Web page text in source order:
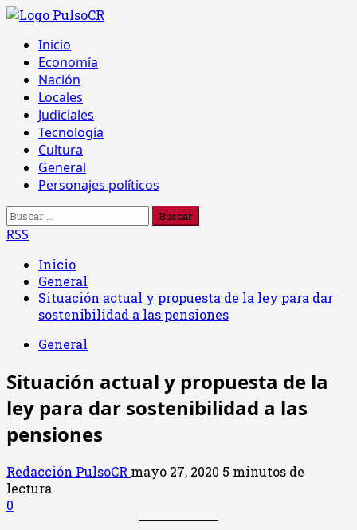
Saltar
contenido
Menú
principal
Inicio
Economía
Nación
Locales
Judiciales
Tecnología
Cultura
General
Personajes políticos
Buscar:
RSS
Inicio
General
Situación actual y propuesta de la ley para dar
sostenibilidad a las pensiones
General
Situación actual y propuesta de la
ley para dar sostenibilidad a las
pensiones
Redacción PulsoCR mayo 27, 2020 5 minutos de
lectura
0